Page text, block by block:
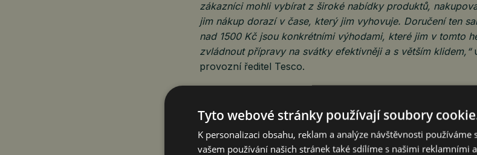
zákazníci mohli vybírat z široké nabídky produktů,
jim nákup dorazí v čase, který jim vyhovuje. Doručení ten
nad 1500 Kč jsou konkrétními výhodami, které jim v tomto
zvládnout přípravy na svátky efektivněji a s větším klidem,“
provozní ředitel Tesco.
spustilo jako první maloobchodní řetězec již v roce 2012 a
Pokrytí služby nyní dosahuje 77 % domácností v ČR, což
v každodenním životě zákazníků.
Tyto webové stránky používají soubory
K personalizaci obsahu, reklam a analýze návštěvnosti
vašem používání našich stránek také sdílíme s našimi reklamními